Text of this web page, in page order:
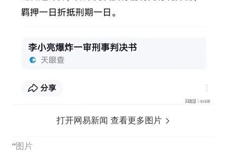
打开网易新闻 查看更多图片
图片